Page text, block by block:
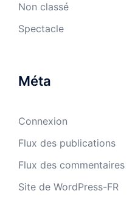
Non classé
Spectacle
Méta
Connexion
Flux des publications
Flux des commentaires
Site de WordPress-FR